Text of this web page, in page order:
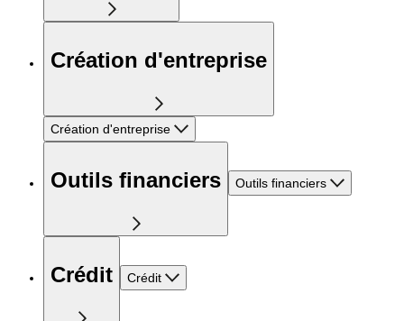
Création d'entreprise
Création d'entreprise
Outils financiers Outils financiers
Crédit Crédit